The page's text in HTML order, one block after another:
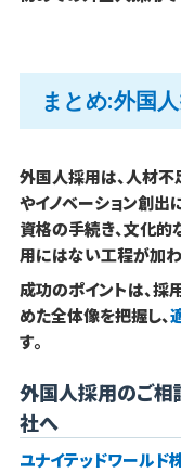
まとめ:外国
外国人採用は、人材
やイノベーション創出
資格の手続き、文化的
用にはない工程が加わ
成功のポイントは、
めた全体像を把握し、
す。
外国人採用のご相
社へ
ユナイテッドワールド